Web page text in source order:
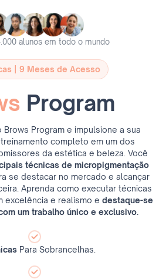
alunos em todo o mundo
| 9 Meses de Acesso
Program
Brows Program e impulsione a sua
completo em um dos
da estética e beleza. Você
técnicas de micropigmentação
se destacar no mercado e alcançar
Aprenda como executar técnicas
excelência e realismo e destaque-se
um trabalho único e exclusivo.
Para Sobrancelhas.